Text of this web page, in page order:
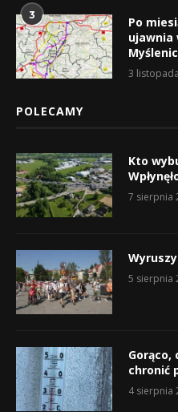
3
Po
ujawnia
Myślenic
3
POLECAMY
Kto
7 sierpnia
5 sierpnia
Gorąco,
chronić
4 sierpnia